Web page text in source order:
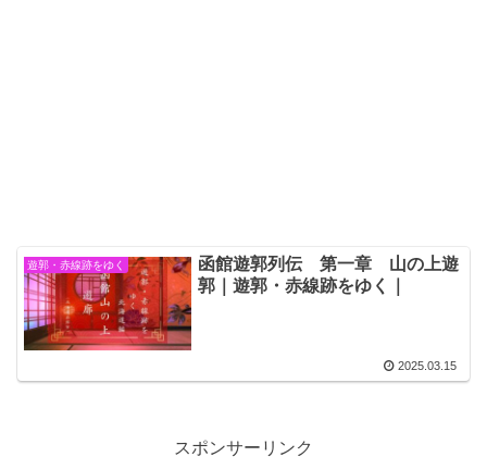
遊郭・赤線跡をゆく
函館遊郭列伝 第一章 山の上遊
郭｜遊郭・赤線跡をゆく｜
2025.03.15
スポンサーリンク